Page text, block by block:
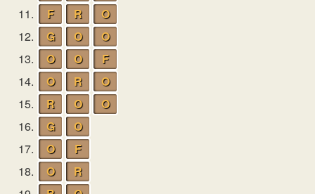
11.
F R
O
12.
G O
O
13.
O O
F
14.
O R
O
15.
R O
O
16.
G
O
17.
O
F
18.
O
R